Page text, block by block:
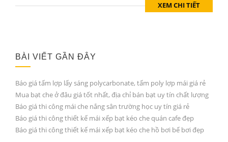
XEM CHI TIẾT
BÀI VIẾT GẦN ĐÂY
Báo giá tấm lợp lấy sáng polycarbonate, tấm poly lợp mái giá rẻ
Mua bạt che ở đâu giá tốt nhất, địa chỉ bán bạt uy tín chất lượng
Báo giá thi công mái che nắng sân trường học uy tín giá rẻ
Báo giá thi công thiết kế mái xếp bạt kéo che quán cafe đẹp
Báo giá thi công thiết kế mái xếp bạt kéo che hồ bơi bể bơi đẹp